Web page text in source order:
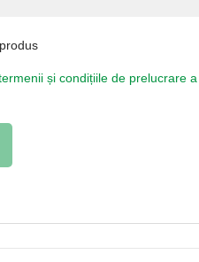
și condițiile de prelucrare